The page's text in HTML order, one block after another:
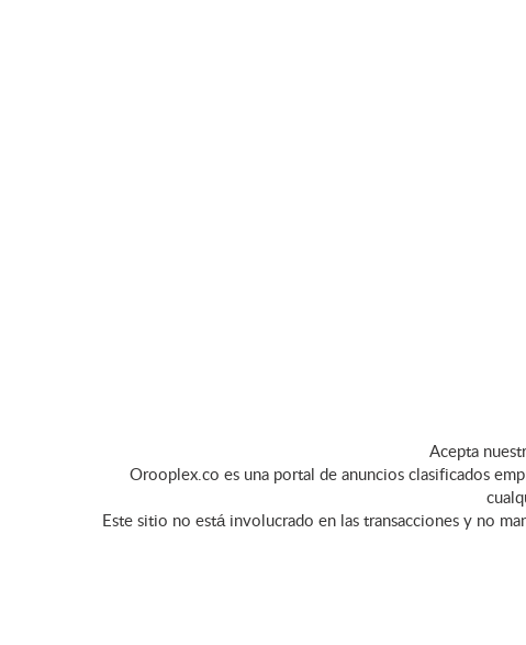
Acepta
Orooplex.co es una portal de anuncios clasificados
Este sitio no está involucrado en las transacciones y no